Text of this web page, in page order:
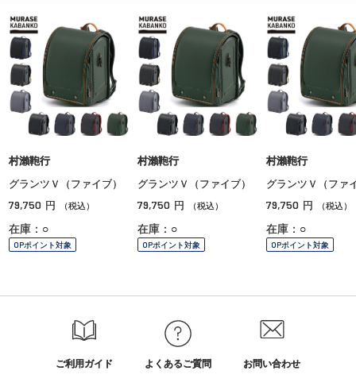
村瀨鞄行
グランツＶ（ファイブ）
79,750 円 （税込）
在庫：○
OPポイント対象
村瀨鞄行
グランツＶ（ファイブ）
79,750 円 （税込）
在庫：○
OPポイント対象
村瀨鞄行
グランツＶ（ファ
79,750 円 （税込）
在庫：○
OPポイント対象
ご利用ガイド よくあるご質問 お問い合わせ